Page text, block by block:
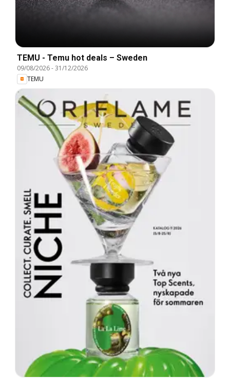
TEMU - Temu hot deals – Sweden
09/08/2026-31/12/2026
TEMU